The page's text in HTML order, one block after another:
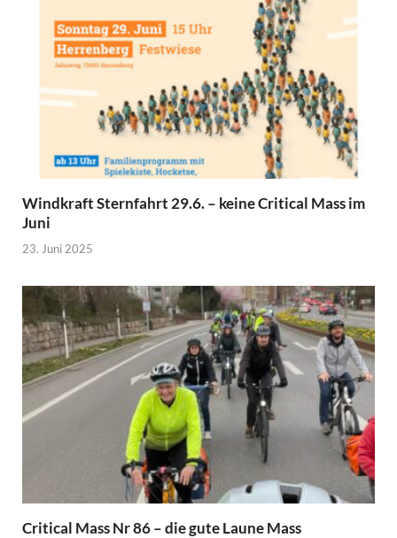
Windkraft Sternfahrt 29.6. – keine Critical Mass im
Juni
23. Juni 2025
Critical Mass Nr 86 – die gute Laune Mass